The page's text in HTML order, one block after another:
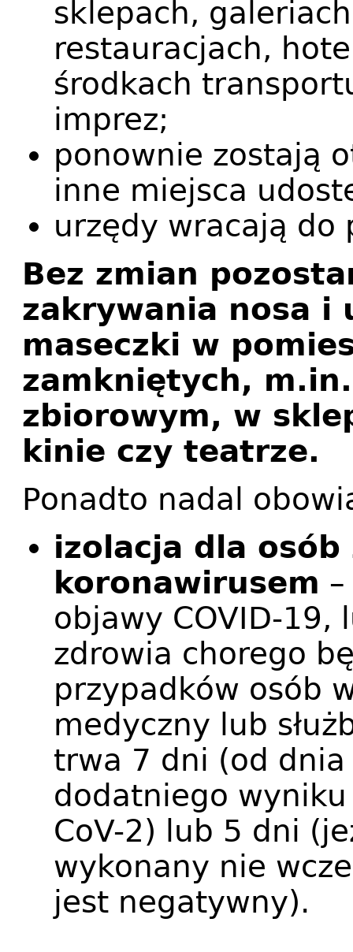
sklepach,
restauracjach,
środkach
imprez;
ponownie zostają
inne miejsca
urzędy wracają do
Bez zmian
zakrywania nosa i
maseczki w
zamkniętych,
zbiorowym, w
kinie czy teatrze.
Ponadto nadal
izolacja dla osób
koronawirusem
objawy COVID-19,
zdrowia chorego
przypadków osób
medyczny lub
trwa 7 dni (od
dodatniego
CoV-2) lub 5 dni
wykonany nie
jest negatywny).